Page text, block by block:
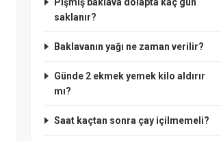
saklanır?
Baklavanın yağı ne zaman verilir?
Günde 2 ekmek yemek kilo aldırır
mı?
Saat kaçtan sonra çay içilmemeli?